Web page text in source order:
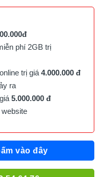
phí 2GB trị
trị giá 4.000.000 đ
ra
5.000.000 đ
vào đây